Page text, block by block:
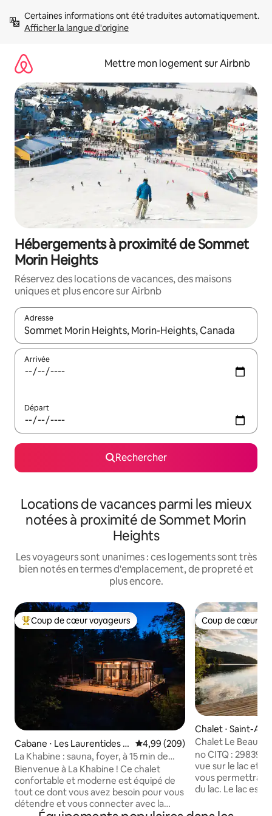
directement
Afficher la langue d'origine
Mettre mon logement sur Airbnb
Hébergements à proximité de Sommet
Morin Heights
Réservez des locations de vacances, des maisons
uniques et plus encore sur Airbnb
Adresse
Lorsque les résultats s'affichent, utilisez les flèches vers le
Arrivée
Départ
Rechercher
Locations de vacances parmi les mieux
notées à proximité de Sommet Morin
Heights
Les voyageurs sont unanimes : ces logements sont très
bien notés en termes d'emplacement, de propreté et
plus encore.
Coups de cœur voyageurs les plus appréciés
Coup de cœur voyageurs
Cabane ⋅ Les Laurentides R
egional County Municipality
Évaluation moyenne sur la
4,99 (209)
La Khabine : sauna, foyer, à 15 min de
Tremblant
Bienvenue à La Khabine ! Ce chalet
confortable et moderne est équipé de
tout ce dont vous avez besoin pour vous
détendre et vous connecter avec la
Coup de cœur
Coup de cœur
Chalet ⋅ Saint-
oward
Chalet Le
no CITQ : 298392 Site magnifique avec
vue sur le lac et les
vous permettra
du lac. Le lac est extrêmement calme,
respect pour le